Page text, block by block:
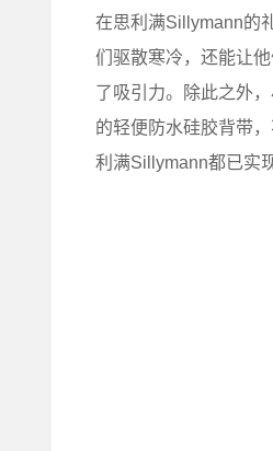
在思利满Sillymann的
们驱散寒冷，还能让
了吸引力。除此之外
的轻便防水硅胶背带
利满Sillymann都已实现